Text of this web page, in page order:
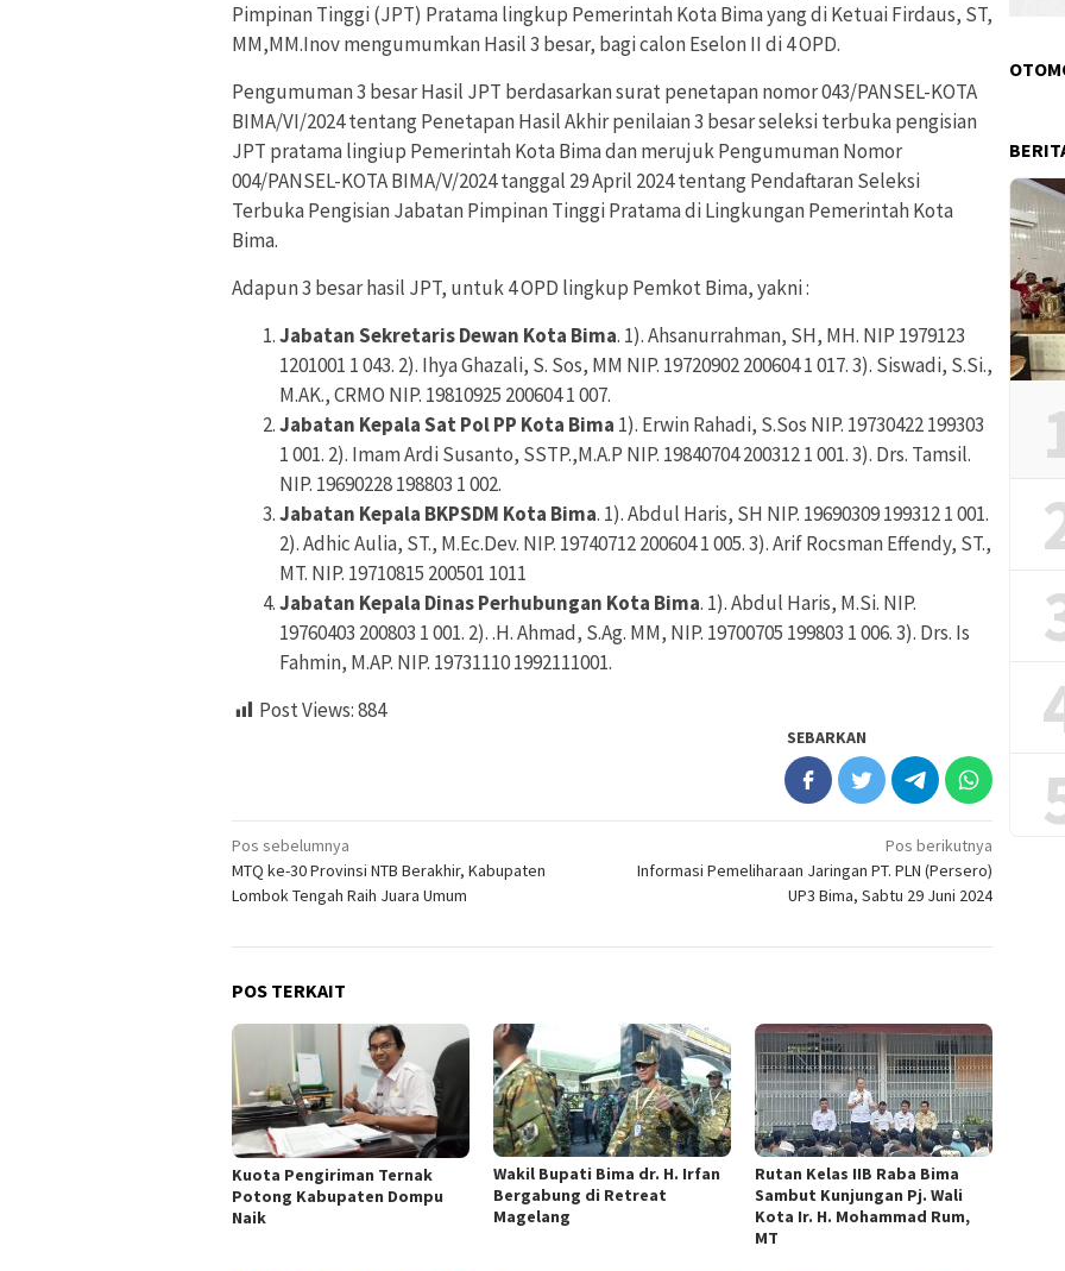
Pimpinan Tinggi (JPT) Pratama lingkup Pemerintah Kota Bima yang di Ketuai Firdaus, ST,
MM,MM.Inov mengumumkan Hasil 3 besar, bagi calon Eselon II di 4 OPD.
Pengumuman 3 besar Hasil JPT berdasarkan surat penetapan nomor 043/PANSEL-KOTA
BIMA/VI/2024 tentang Penetapan Hasil Akhir penilaian 3 besar seleksi terbuka pengisian
JPT pratama lingiup Pemerintah Kota Bima dan merujuk Pengumuman Nomor
004/PANSEL-KOTA BIMA/V/2024 tanggal 29 April 2024 tentang Pendaftaran Seleksi
Terbuka Pengisian Jabatan Pimpinan Tinggi Pratama di Lingkungan Pemerintah Kota
Bima.
Adapun 3 besar hasil JPT, untuk 4 OPD lingkup Pemkot Bima, yakni :
Jabatan Sekretaris Dewan Kota Bima. 1). Ahsanurrahman, SH, MH. NIP 1979123
1201001 1 043. 2). Ihya Ghazali, S. Sos, MM NIP. 19720902 200604 1 017. 3). Siswadi, S.Si.,
M.AK., CRMO NIP. 19810925 200604 1 007.
Jabatan Kepala Sat Pol PP Kota Bima 1). Erwin Rahadi, S.Sos NIP. 19730422 199303
1 001. 2). Imam Ardi Susanto, SSTP.,M.A.P NIP. 19840704 200312 1 001. 3). Drs. Tamsil.
NIP. 19690228 198803 1 002.
Jabatan Kepala BKPSDM Kota Bima. 1). Abdul Haris, SH NIP. 19690309 199312 1 001.
2). Adhic Aulia, ST., M.Ec.Dev. NIP. 19740712 200604 1 005. 3). Arif Rocsman Effendy, ST.,
MT. NIP. 19710815 200501 1011
Jabatan Kepala Dinas Perhubungan Kota Bima. 1). Abdul Haris, M.Si. NIP.
19760403 200803 1 001. 2). .H. Ahmad, S.Ag. MM, NIP. 19700705 199803 1 006. 3). Drs. Is
Fahmin, M.AP. NIP. 19731110 1992111001.
Post Views:884
SEBARKAN
Navigasi
pos
Pos sebelumnya
MTQ ke-30 Provinsi NTB Berakhir, Kabupaten
Lombok Tengah Raih Juara Umum
Pos berikutnya
Informasi Pemeliharaan Jaringan PT. PLN (Persero)
UP3 Bima, Sabtu 29 Juni 2024
POS TERKAIT
Kuota Pengiriman Ternak
Potong Kabupaten Dompu
Naik
Wakil Bupati Bima dr. H. Irfan
Bergabung di Retreat
Magelang
Rutan Kelas IIB Raba Bima
Sambut Kunjungan Pj. Wali
Kota Ir. H. Mohammad Rum,
MT